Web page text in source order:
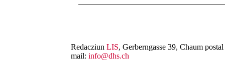
Redacziun LIS, Gerberngasse 39, Chaum
mail: info@dhs.ch